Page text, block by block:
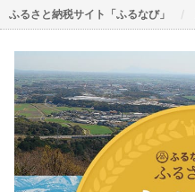
ふるさと納税サイト「ふるなび」